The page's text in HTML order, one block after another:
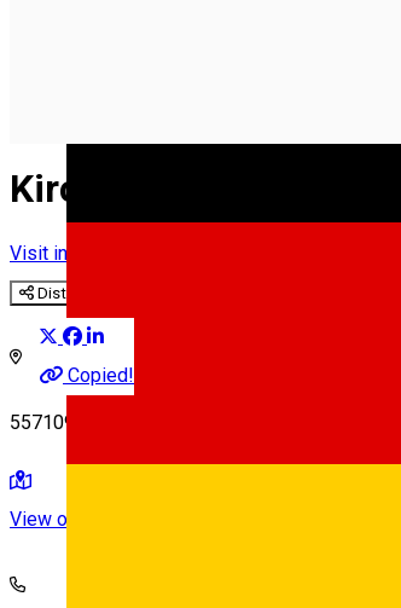
Kirchenburg Probstdorf
Visit in Sibiu County
Distribuie
Copied!
557109 Stejărișu, Romania
View on map